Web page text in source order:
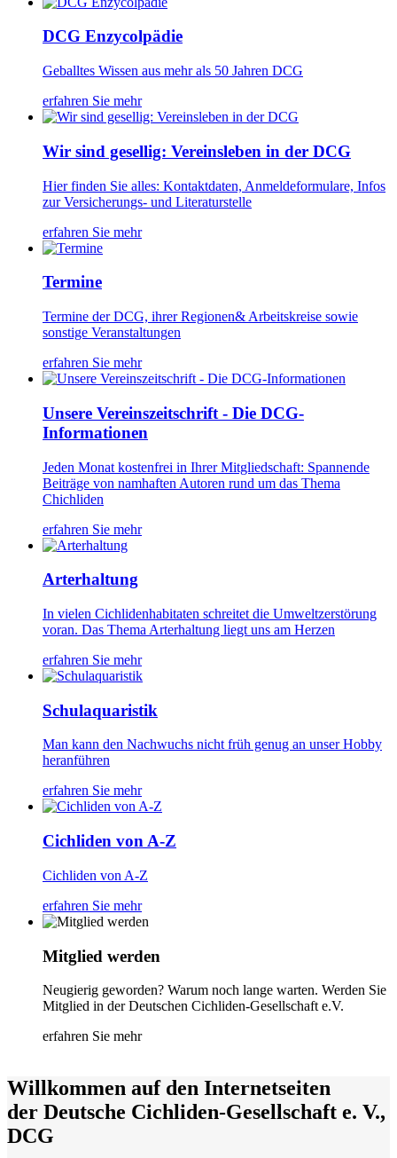
DCG Enzycolpädie
Geballtes Wissen aus mehr als 50 Jahren DCG
erfahren Sie mehr
Wir sind gesellig: Vereinsleben in der DCG
Hier finden Sie alles: Kontaktdaten, Anmeldeformulare, Infos
zur Versicherungs- und Literaturstelle
erfahren Sie mehr
Termine
Termine der DCG, ihrer Regionen& Arbeitskreise sowie
sonstige Veranstaltungen
erfahren Sie mehr
Unsere Vereinszeitschrift - Die DCG-
Informationen
Jeden Monat kostenfrei in Ihrer Mitgliedschaft: Spannende
Beiträge von namhaften Autoren rund um das Thema
Chichliden
erfahren Sie mehr
Arterhaltung
In vielen Cichlidenhabitaten schreitet die Umweltzerstörung
voran. Das Thema Arterhaltung liegt uns am Herzen
erfahren Sie mehr
Schulaquaristik
Man kann den Nachwuchs nicht früh genug an unser Hobby
heranführen
erfahren Sie mehr
Cichliden von A-Z
Cichliden von A-Z
erfahren Sie mehr
Mitglied werden
Neugierig geworden? Warum noch lange warten. Werden Sie
Mitglied in der Deutschen Cichliden-Gesellschaft e.V.
erfahren Sie mehr
Willkommen auf den Internetseiten
der Deutsche Cichliden-Gesellschaft e. V.,
DCG